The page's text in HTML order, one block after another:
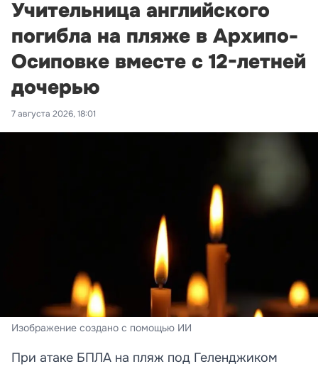
Учительница английского
погибла на пляже в Архипо-
Осиповке вместе с 12-летней
дочерью
7 августа 2026, 18:01
Изображение создано с помощью ИИ
При атаке БПЛА на пляж под Геленджиком